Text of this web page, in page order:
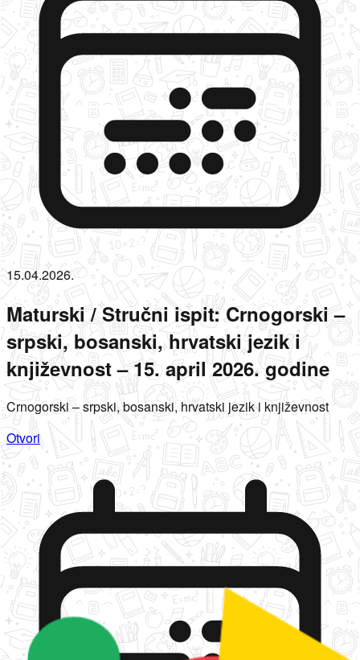
15.04.2026.
Maturski / Stručni ispit: Crnogorski –
srpski, bosanski, hrvatski jezik i
književnost – 15. april 2026. godine
Crnogorski – srpski, bosanski, hrvatski jezik i književnost
Otvori